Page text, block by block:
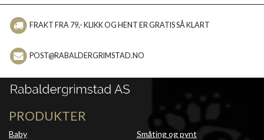
FRAKT FRA 79,- KLIKK OG HENT ER GRATIS SÅ KLART
POST@RABALDERGRIMSTAD.NO
PRODUKTER
Baby
Småting og pynt